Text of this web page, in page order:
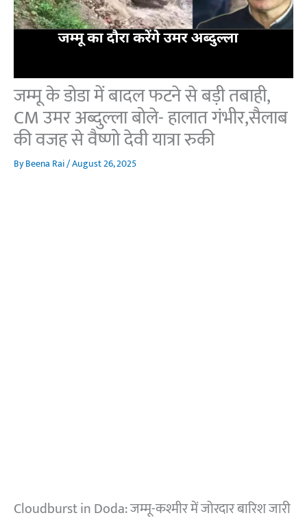
जम्मू के डोडा में बादल फटने से बड़ी तबाही,
CM उमर अब्दुल्ला बोले- हालात गंभीर,सैलाब
की वजह से वैष्णो देवी यात्रा रुकी
ByBeena Rai/August 26, 2025
Cloudburst in Doda: जम्मू-कश्मीर में जोरदार बारिश जारी